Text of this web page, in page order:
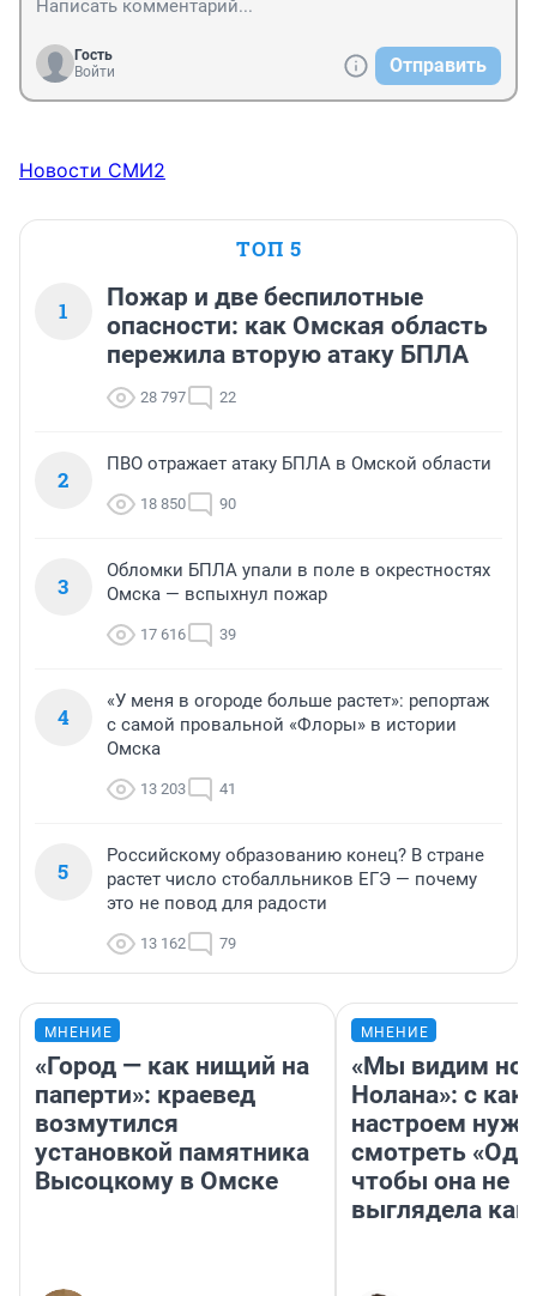
Гость
Войти
Отправить
Новости СМИ2
ТОП 5
1
Пожар и две беспилотные
опасности: как Омская область
пережила вторую атаку БПЛА
28 797 22
2
ПВО отражает атаку БПЛА в Омской области
18 850 90
3
Обломки БПЛА упали в поле в окрестностях
Омска — вспыхнул пожар
17 616 39
4
«У меня в огороде больше растет»: репортаж
с самой провальной «Флоры» в истории
Омска
13 203 41
5
Российскому образованию конец? В стране
растет число стобалльников ЕГЭ — почему
это не повод для радости
13 162 79
МНЕНИЕ
«Город — как нищий на
паперти»: краевед
возмутился
установкой памятника
Высоцкому в Омске
МНЕНИЕ
«Мы видим
Нолана»: с
настроем
смотреть
чтобы она не
выглядела как